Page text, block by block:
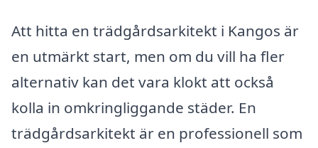
Att hitta en trädgårdsarkitekt i Kangos är
en utmärkt start, men om du vill ha fler
alternativ kan det vara klokt att också
kolla in omkringliggande städer. En
trädgårdsarkitekt är en professionell som